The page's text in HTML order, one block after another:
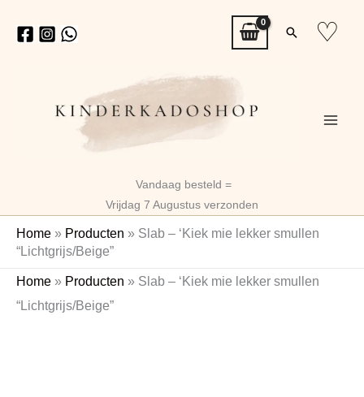
naar
Zoeken
♡
Vandaag besteld =
Vrijdag 7 Augustus verzonden
Home » Producten » Slab – ‘Kiek mie lekker smullen
“Lichtgrijs/Beige”
Home » Producten » Slab – ‘Kiek mie lekker smullen
“Lichtgrijs/Beige”
Slab
'Kiek